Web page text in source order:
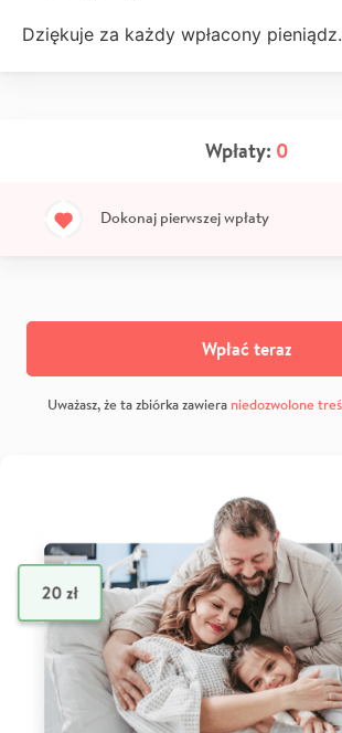
Dziękuje za każdy wpłacony pieniądz.
Wpłaty: 0
Dokonaj pierwszej wpłaty
Wpłać teraz
Uważasz, że ta zbiórka zawiera niedozwolone